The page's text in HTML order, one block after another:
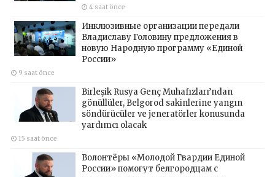
4 saat önce
Инклюзивные организации передали
Владиславу Головину предложения в
новую Народную программу «Единой
России»
9 saat önce
Birleşik Rusya Genç Muhafızları’ndan
gönüllüler, Belgorod sakinlerine yangın
söndürücüler ve jeneratörler konusunda
yardımcı olacak
15 saat önce
Волонтёры «Молодой Гвардии Единой
России» помогут белгородцам с